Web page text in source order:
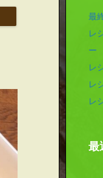
最
レ
ー
レ
レ
レ
最